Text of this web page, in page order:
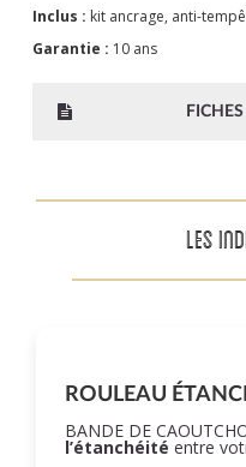
Inclus : kit ancrage, anti-
Garantie : 10 ans
LES
ROULEAU
BANDE DE
l’étanchéité entre